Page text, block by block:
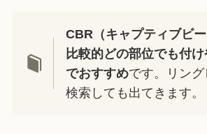
CBR（キャプティブビ
比較的どの部位でも付
でおすすめです。リン
検索しても出てきます。